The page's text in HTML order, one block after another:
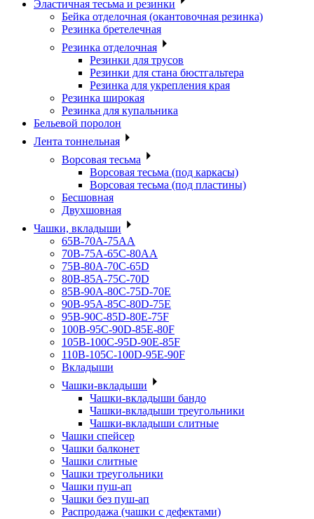
Эластичная тесьма и резинки
Бейка отделочная (окантовочная резинка)
Резинка бретелечная
Резинка отделочная
Резинки для трусов
Резинки для стана бюстгальтера
Резинка для укрепления края
Резинка широкая
Резинка для купальника
Бельевой поролон
Лента тоннельная
Ворсовая тесьма
Ворсовая тесьма (под каркасы)
Ворсовая тесьма (под пластины)
Бесшовная
Двухшовная
Чашки, вкладыши
65B-70A-75АА
70В-75А-65С-80АА
75В-80А-70С-65D
80В-85А-75С-70D
85В-90А-80С-75D-70E
90B-95A-85C-80D-75E
95B-90C-85D-80E-75F
100B-95C-90D-85E-80F
105B-100C-95D-90E-85F
110B-105C-100D-95E-90F
Вкладыши
Чашки-вкладыши
Чашки-вкладыши бандо
Чашки-вкладыши треугольники
Чашки-вкладыши слитные
Чашки спейсер
Чашки балконет
Чашки слитные
Чашки треугольники
Чашки пуш-ап
Чашки без пуш-ап
Распродажа (чашки с дефектами)